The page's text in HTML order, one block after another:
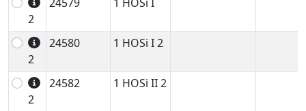
2
24579 1 HOSi I
2
24580 1 HOSi I 2
2
24582 1 HOSi II 2